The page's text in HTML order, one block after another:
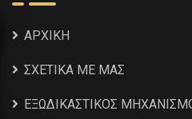
ΑΡΧΙΚΗ
ΣΧΕΤΙΚΑ ΜΕ ΜΑΣ
ΕΞΩΔΙΚΑΣΤΙΚΟΣ